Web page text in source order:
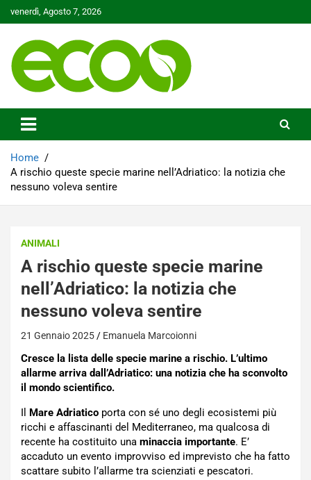
to
venerdì, Agosto 7, 2026
Ecoo.it
Home
A rischio queste specie marine nell’Adriatico: la notizia che
nessuno voleva sentire
ANIMALI
A rischio queste specie marine
nell’Adriatico: la notizia che
nessuno voleva sentire
21 Gennaio 2025 Emanuela Marcoionni
Cresce la lista delle specie marine a rischio. L’ultimo
allarme arriva dall’Adriatico: una notizia che ha sconvolto
il mondo scientifico.
Il Mare Adriatico porta con sé uno degli ecosistemi più
ricchi e affascinanti del Mediterraneo, ma qualcosa di
recente ha costituito una minaccia importante. E’
accaduto un evento improvviso ed imprevisto che ha fatto
scattare subito l’allarme tra scienziati e pescatori.